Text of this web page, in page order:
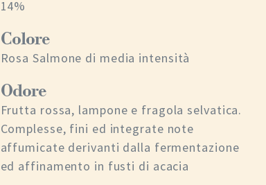
14%
Colore
Rosa Salmone di media intensità
Odore
Frutta rossa, lampone e fragola selvatica.
Complesse, fini ed integrate note
affumicate derivanti dalla fermentazione
ed affinamento in fusti di acacia